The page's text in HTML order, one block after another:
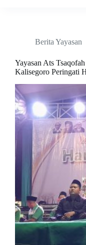
Berita Yayasan
Yayasan Ats
Kalisegoro Peringati